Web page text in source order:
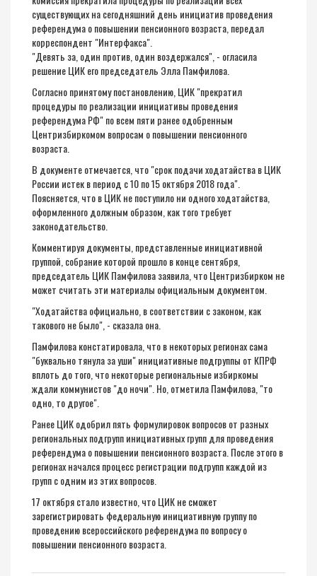
существующих на сегодняшний день инициатив проведения
референдума о повышении пенсионного возраста, передал
корреспондент "Интерфакса".
"Девять за, один против, один воздержался", - огласила
решение ЦИК его председатель Элла Памфилова.
Согласно принятому постановлению, ЦИК "прекратил
процедуры по реализации инициативы проведения
референдума РФ" по всем пяти ранее одобренным
Центризбиркомом вопросам о повышении пенсионного
возраста.
В документе отмечается, что "срок подачи ходатайства в ЦИК
России истек в период с 10 по 15 октября 2018 года".
Поясняется, что в ЦИК не поступило ни одного ходатайства,
оформленного должным образом, как того требует
законодательство.
Комментируя документы, представленные инициативной
группой, собрание которой прошло в конце сентября,
председатель ЦИК Памфилова заявила, что Центризбирком не
может считать эти материалы официальным документом.
"Ходатайства официально, в соответствии с законом, как
такового не было", - сказала она.
Памфилова констатировала, что в некоторых регионах сама
"буквально тянула за уши" инициативные подгруппы от КПРФ
вплоть до того, что некоторые региональные избиркомы
ждали коммунистов "до ночи". Но, отметила Памфилова, "то
одно, то другое".
Ранее ЦИК одобрил пять формулировок вопросов от разных
региональных подгрупп инициативных групп для проведения
референдума о повышении пенсионного возраста. После этого в
регионах начался процесс регистрации подгрупп каждой из
групп с одним из этих вопросов.
17 октября стало известно, что ЦИКнесможет
зарегистрировать федеральную инициативную группу по
проведению всероссийского референдума по вопросу о
повышении пенсионного возраста.